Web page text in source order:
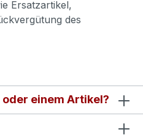
Ersatzartikel,
des
einem Artikel?